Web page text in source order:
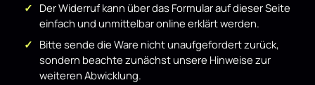
Der Widerruf kann über das Formular auf dieser Seite
einfach und unmittelbar online erklärt werden.
Bitte sende die Ware nicht unaufgefordert zurück,
sondern beachte zunächst unsere Hinweise zur
weiteren Abwicklung.